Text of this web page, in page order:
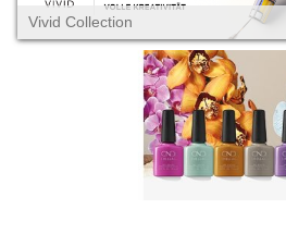
Vivid Collection